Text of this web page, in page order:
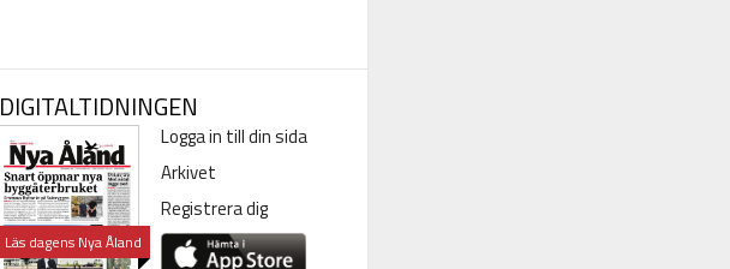
DIGITALTIDNINGEN
Läs dagens Nya Åland
Logga in till din sida
Arkivet
Registrera dig